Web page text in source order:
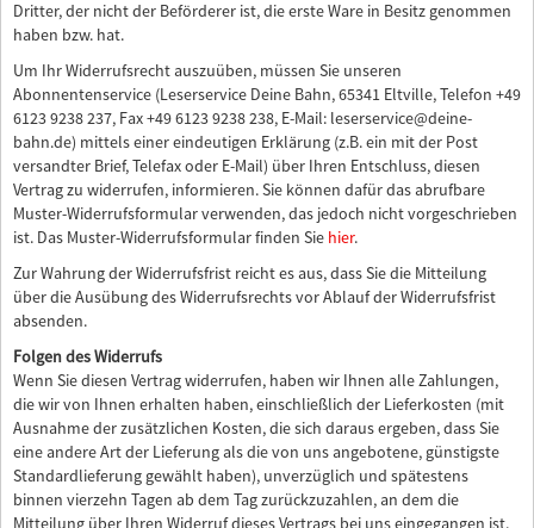
Dritter, der nicht der Beförderer ist, die erste Ware in Besitz genommen
haben bzw. hat.
Um Ihr Widerrufsrecht auszuüben, müssen Sie unseren
Abonnentenservice (Leserservice Deine Bahn, 65341 Eltville, Telefon +49
6123 9238 237, Fax +49 6123 9238 238, E-Mail: leserservice@deine-
bahn.de) mittels einer eindeutigen Erklärung (z.B. ein mit der Post
versandter Brief, Telefax oder E-Mail) über Ihren Entschluss, diesen
Vertrag zu widerrufen, informieren. Sie können dafür das abrufbare
Muster-Widerrufsformular verwenden, das jedoch nicht vorgeschrieben
ist. Das Muster-Widerrufsformular finden Sie hier.
Zur Wahrung der Widerrufsfrist reicht es aus, dass Sie die Mitteilung
über die Ausübung des Widerrufsrechts vor Ablauf der Widerrufsfrist
absenden.
Folgen des Widerrufs
Wenn Sie diesen Vertrag widerrufen, haben wir Ihnen alle Zahlungen,
die wir von Ihnen erhalten haben, einschließlich der Lieferkosten (mit
Ausnahme der zusätzlichen Kosten, die sich daraus ergeben, dass Sie
eine andere Art der Lieferung als die von uns angebotene, günstigste
Standardlieferung gewählt haben), unverzüglich und spätestens
binnen vierzehn Tagen ab dem Tag zurückzuzahlen, an dem die